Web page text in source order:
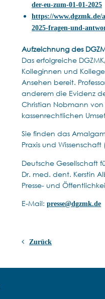
der-eu-zum-01-01-2025
https://
2025-fragen-und-
Aufzeichnung des
Das erfolgreiche
Kolleginnen und
Ansehen bereit.
anderem die Evidenz
Christian Nobmann
kassenrechtlichen
Sie finden das
Praxis und Wissenschaft
Deutsche Gesellschaft
Dr. med. dent. Kerstin
Presse- und
E-Mail: presse@dgzmk.de
Zurück